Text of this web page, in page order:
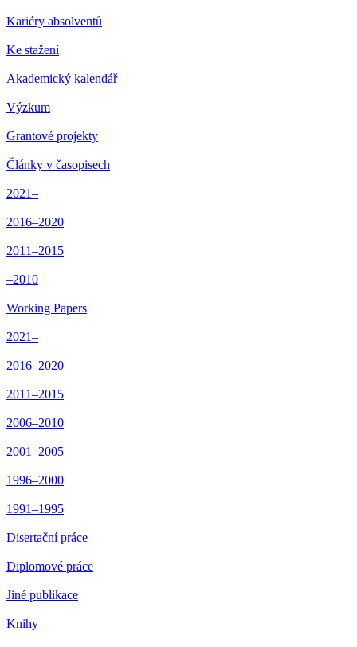
Kariéry absolventů
Ke stažení
Akademický kalendář
Výzkum
Grantové projekty
Články v časopisech
2021–
2016–2020
2011–2015
–2010
Working Papers
2021–
2016–2020
2011–2015
2006–2010
2001–2005
1996–2000
1991–1995
Disertační práce
Diplomové práce
Jiné publikace
Knihy